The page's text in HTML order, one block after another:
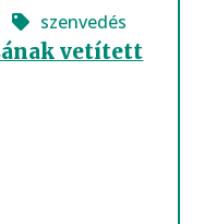
szenvedés
vetített